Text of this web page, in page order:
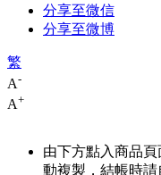
分享至微信
分享至微博
繁
A-
A+
由下方點入商品
動複製，結帳時